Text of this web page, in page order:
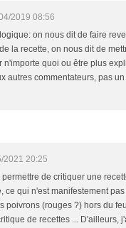
2019 08:56
on nous dit de faire
la recette, on nous dit de
n'importe quoi ou être plus
autres commentateurs, pas
2021 20:25
de critiquer une
ce qui n'est manifestement
poivrons (rouges ?) hors du
de recettes ... D'ailleurs,